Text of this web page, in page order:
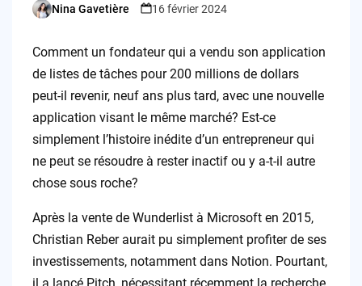
Posted
Nina Gavetière 16 février 2024
Comment un fondateur qui a vendu son application
de listes de tâches pour 200 millions de dollars
peut-il revenir, neuf ans plus tard, avec une nouvelle
application visant le même marché? Est-ce
simplement l’histoire inédite d’un entrepreneur qui
ne peut se résoudre à rester inactif ou y a-t-il autre
chose sous roche?
Après la vente de Wunderlist à Microsoft en 2015,
Christian Reber aurait pu simplement profiter de ses
investissements, notamment dans Notion. Pourtant,